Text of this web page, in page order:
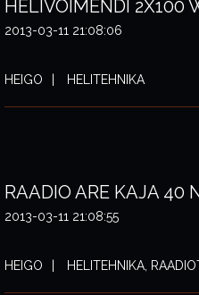
HELIVÕIMENDI 2X100
2013-03-11 21:08:06
HEIGO HELITEHNIKA
RAADIO ARE KAJA 40
2013-03-11 21:08:55
HEIGO HELITEHNIKA,